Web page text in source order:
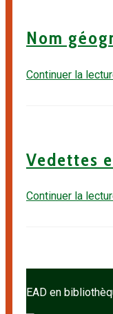
Nom
Continuer la
Vedettes
Continuer la
EAD en